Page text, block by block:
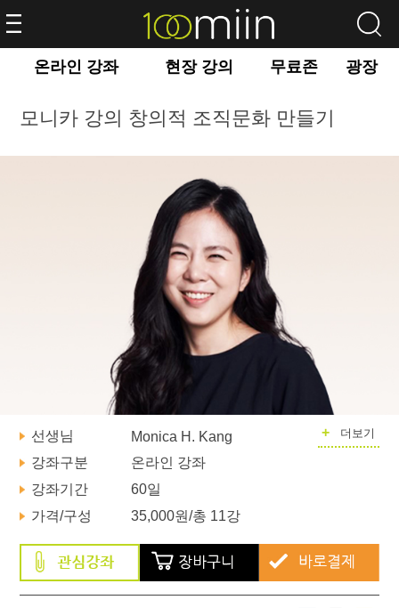
온라인 강좌 현장 강의 무료존 광장
모니카 강의 창의적 조직문화 만들기
선생님 + 더보기
Monica H. Kang
강좌구분
온라인 강좌
강좌기간
60일
가격/구성
35,000원/총 11강